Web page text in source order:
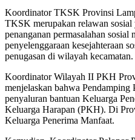
Koordinator TKSK Provinsi
TKSK merupakan relawan sosial
penanganan permasalahan sosial
penyelenggaraan kesejahteraan
penugasan di wilayah kecamatan.
Koordinator Wilayah II PKH
menjelaskan bahwa
penyaluran bantuan Keluarga
Keluarga Harapan (PKH). Di
Keluarga Penerima Manfaat.